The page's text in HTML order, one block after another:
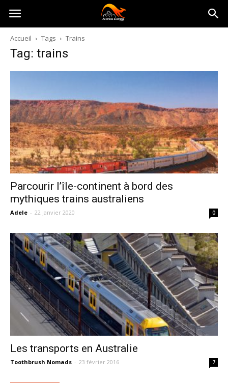
Australia-
australie.com
Accueil Tags Trains
Tag: trains
Parcourir l’île-continent à bord des
mythiques trains australiens
Adele - 22 janvier 2020 0
Les transports en Australie
Toothbrush Nomads - 23 février 2016 7